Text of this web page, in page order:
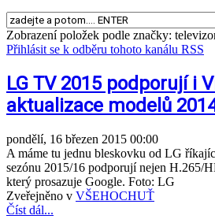
Zobrazení položek podle značky:
Přihlásit se k odběru tohoto kanálu RSS
LG TV 2015 podporují i
aktualizace modelů
pondělí, 16 březen 2015 00:00
A máme tu jednu bleskovku od LG
sezónu 2015/16 podporují nejen H.265/
který prosazuje Google. Foto: LG
Zveřejněno v VŠEHOCHUŤ
Číst dál...